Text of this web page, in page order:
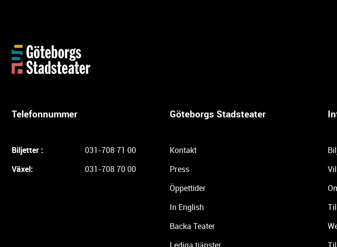
Telefonnummer
Biljetter :
031-708 71 00
Växel:
031-708 70 00
Göteborgs Stadsteater
Kontakt
Press
Öppettider
In English
Backa Teater